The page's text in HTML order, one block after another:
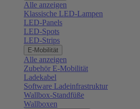
Alle anzeigen
Klassische LED-Lampen
LED-Panels
LED-Spots
LED-Strips
E-Mobilität
Alle anzeigen
Zubehör E-Mobilität
Ladekabel
Software Ladeinfrastruktur
Wallbox-Standfüße
Wallboxen